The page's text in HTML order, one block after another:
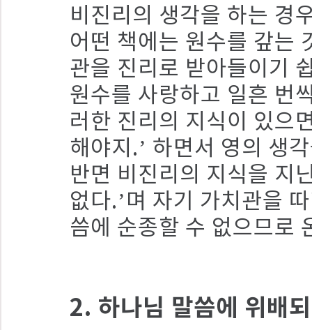
비진리의 생각을 하는 경
어떤 책에는 원수를 갚는
관을 진리로 받아들이기
원수를 사랑하고 일흔 번
러한 진리의 지식이 있으
해야지.’ 하면서 영의 생
반면 비진리의 지식을 지
없다.’며 자기 가치관을
씀에 순종할 수 없으므로
2. 하나님 말씀에 위배